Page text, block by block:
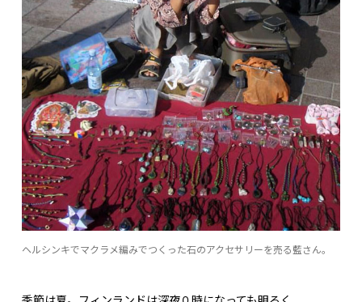
ヘルシンキでマクラメ編みでつくった石のアクセサリーを売る藍さん。